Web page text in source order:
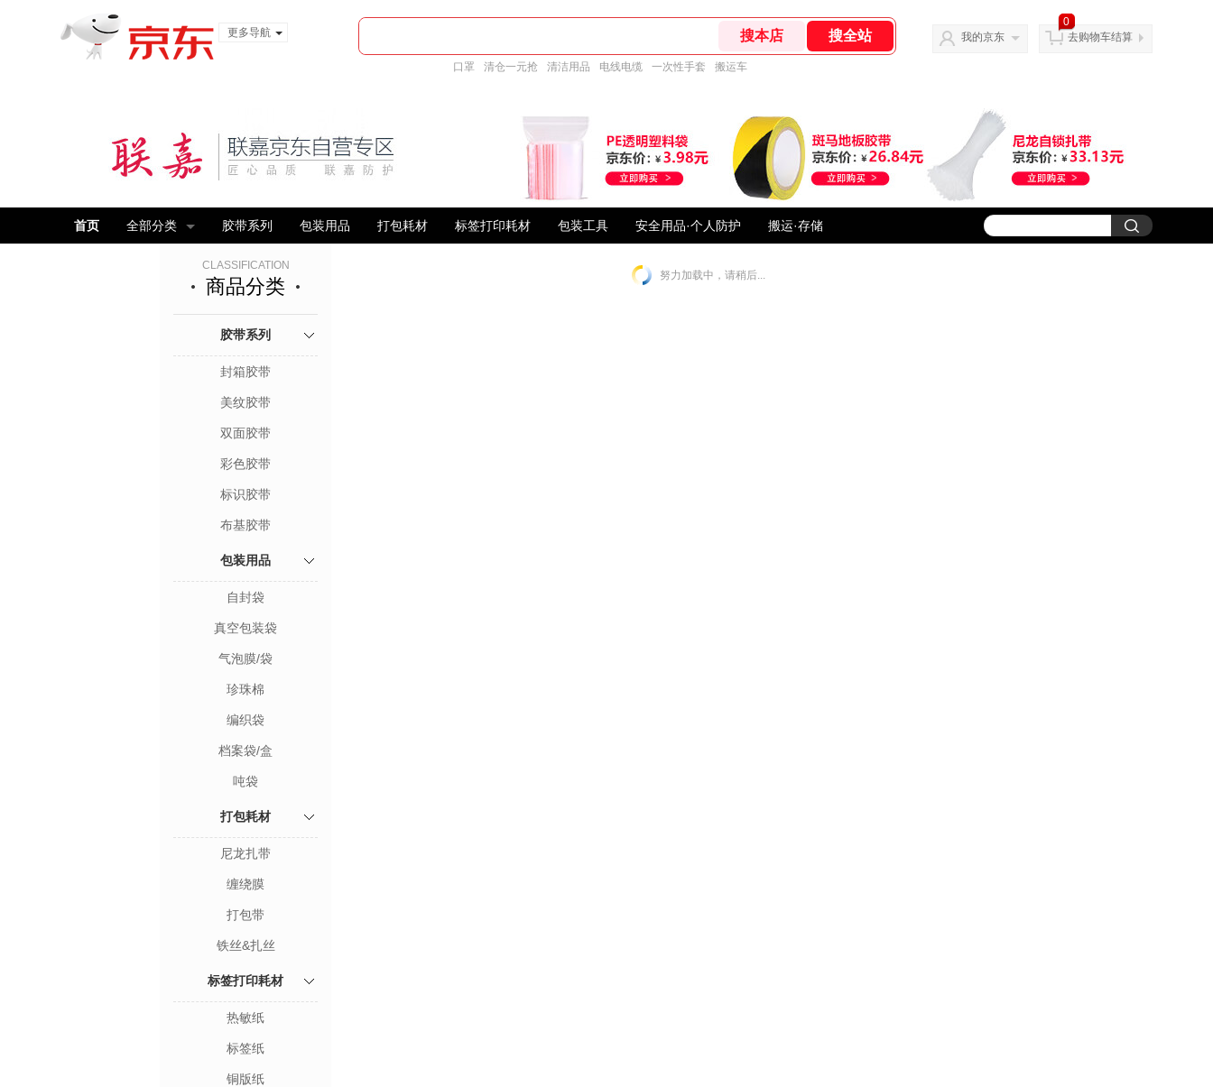
更多导航
口罩 清仓一元抢 清洁用品 电线电缆 一次性手套 搬运车
我的京东
0
去购物车结算
首页 全部分类 胶带系列 包装用品 打包耗材 标签打印耗材 包装工具 安全用品·个人防护 搬运·存储
CLASSIFICATION
商品分类
胶带系列
封箱胶带
美纹胶带
双面胶带
彩色胶带
标识胶带
布基胶带
包装用品
自封袋
真空包装袋
气泡膜/袋
珍珠棉
编织袋
档案袋/盒
吨袋
打包耗材
尼龙扎带
缠绕膜
打包带
铁丝&扎丝
标签打印耗材
热敏纸
标签纸
铜版纸
努力加载中，请稍后...